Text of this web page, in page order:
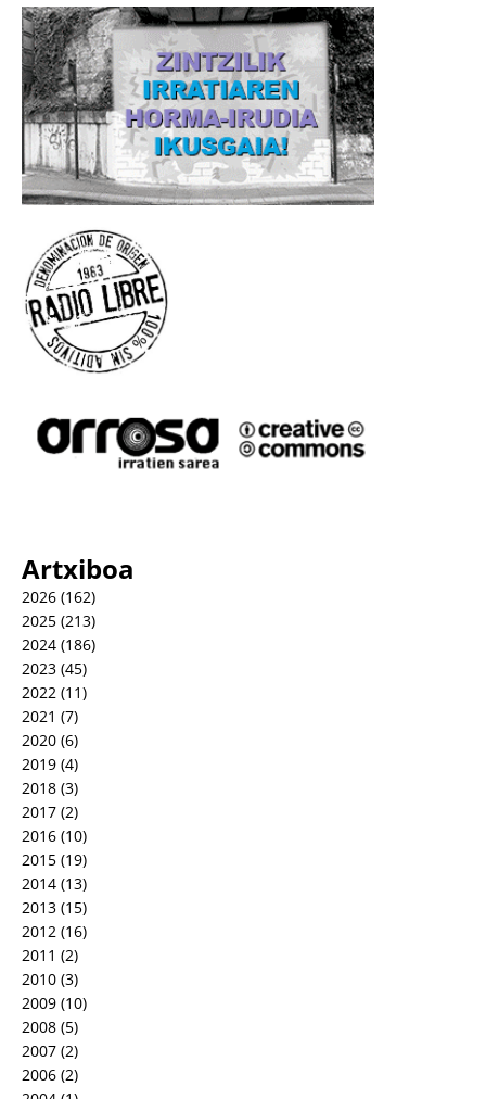
Artxiboa
2026 (162)
2025 (213)
2024 (186)
2023 (45)
2022 (11)
2021 (7)
2020 (6)
2019 (4)
2018 (3)
2017 (2)
2016 (10)
2015 (19)
2014 (13)
2013 (15)
2012 (16)
2011 (2)
2010 (3)
2009 (10)
2008 (5)
2007 (2)
2006 (2)